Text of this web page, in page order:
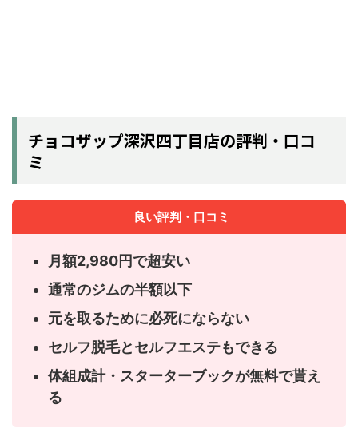
チョコザップ深沢四丁目店の評判・口コ
ミ
良い評判・口コミ
月額2,980円で超安い
通常のジムの半額以下
元を取るために必死にならない
セルフ脱毛とセルフエステもできる
体組成計・スターターブックが無料で貰え
る